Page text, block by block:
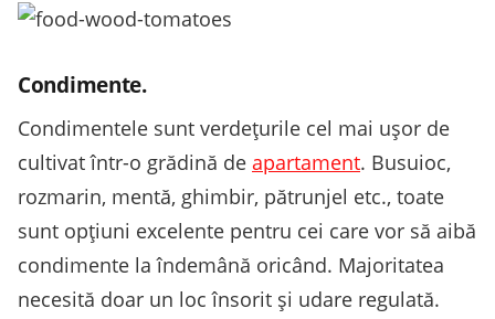
Condimente.
Condimentele sunt verdeţurile cel mai uşor de
cultivat într-o grădină de apartament. Busuioc,
rozmarin, mentă, ghimbir, pătrunjel etc., toate
sunt opţiuni excelente pentru cei care vor să aibă
condimente la îndemână oricând. Majoritatea
necesită doar un loc însorit şi udare regulată.